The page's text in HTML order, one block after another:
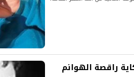
راقصة الهوانم